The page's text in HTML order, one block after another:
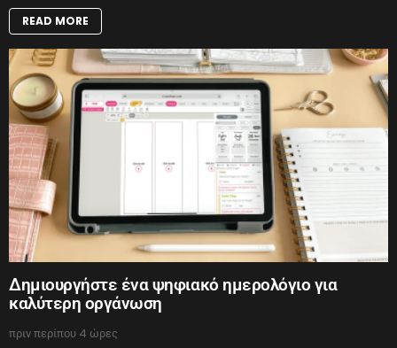
READ MORE
Δημιουργήστε ένα ψηφιακό ημερολόγιο για
καλύτερη οργάνωση
πριν περίπου 4 ώρες